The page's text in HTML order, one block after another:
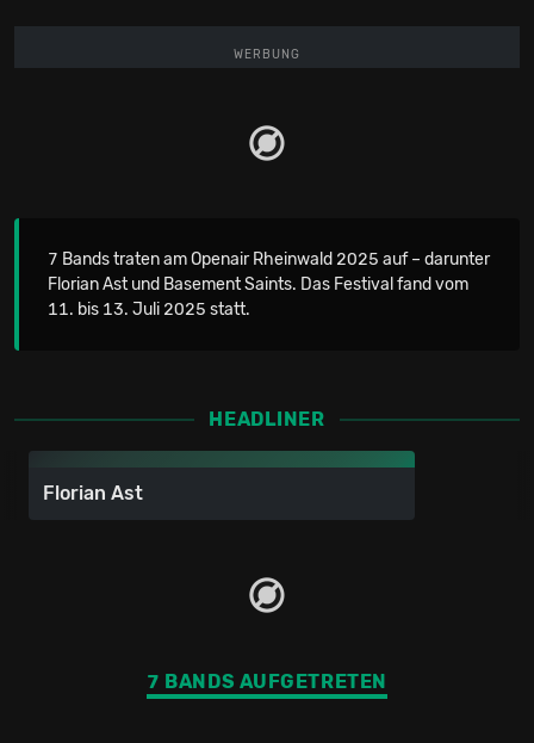
WERBUNG
7 Bands traten am Openair Rheinwald 2025 auf – darunter
Florian Ast und Basement Saints. Das Festival fand vom
11. bis 13. Juli 2025 statt.
HEADLINER
Florian Ast
7 BANDS AUFGETRETEN